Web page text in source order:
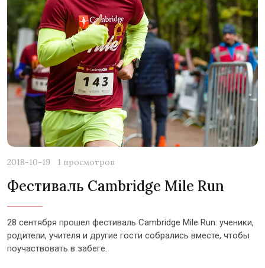
2018-10-19 1 просмотров
Фестиваль Cambridge Mile Run
28 сентября прошел фестиваль Cambridge Mile Run: ученики,
родители, учителя и другие гости собрались вместе, чтобы
поучаствовать в забеге.